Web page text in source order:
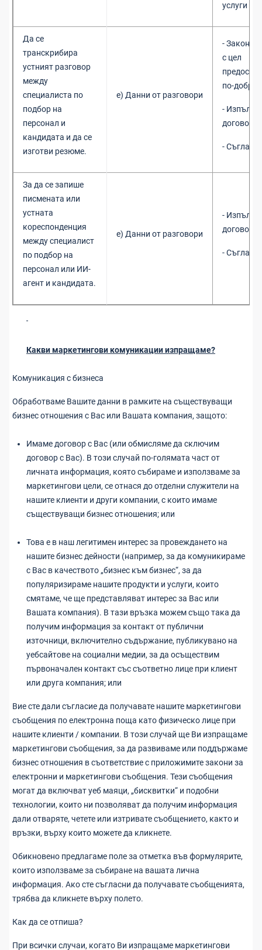
услуги
Да се
транскрибира
устният разговор
между
специалиста по
подбор на
персонал и
кандидата и да се
изготви резюме.
е) Данни от разговори
- Законни
с цел
по-добри
-
договор
- Съгласие
За да се запише
писмената или
устната
кореспонденция
между специалист
по подбор на
персонал или ИИ-
агент и кандидата.
е) Данни от разговори
-
договор
- Съгласие
Какви маркетингови комуникации изпращаме?
Комуникация с бизнеса
Обработваме Вашите данни в рамките на съществуващи
бизнес отношения с Вас или Вашата компания, защото:
Имаме договор с Вас (или обмисляме да сключим
договор с Вас). В този случай по-голямата част от
личната информация, която събираме и използваме за
маркетингови цели, се отнася до отделни служители на
нашите клиенти и други компании, с които имаме
съществуващи бизнес отношения; или
Това е в наш легитимен интерес за провеждането на
нашите бизнес дейности (например, за да комуникираме
с Вас в качеството „бизнес към бизнес“, за да
популяризираме нашите продукти и услуги, които
смятаме, че ще представляват интерес за Вас или
Вашата компания). В тази връзка можем също така да
получим информация за контакт от публични
източници, включително съдържание, публикувано на
уебсайтове на социални медии, за да осъществим
първоначален контакт със съответно лице при клиент
или друга компания; или
Вие сте дали съгласие да получавате нашите маркетингови
съобщения по електронна поща като физическо лице при
нашите клиенти / компании. В този случай ще Ви изпращаме
маркетингови съобщения, за да развиваме или поддържаме
бизнес отношения в съответствие с приложимите закони за
електронни и маркетингови съобщения. Тези съобщения
могат да включват уеб маяци, „бисквитки“ и подобни
технологии, които ни позволяват да получим информация
дали отваряте, четете или изтривате съобщението, както и
връзки, върху които можете да кликнете.
Обикновено предлагаме поле за отметка във формулярите,
които използваме за събиране на вашата лична
информация. Ако сте съгласни да получавате съобщенията,
трябва да кликнете върху полето.
Как да се отпиша?
При всички случаи, когато Ви изпращаме маркетингови